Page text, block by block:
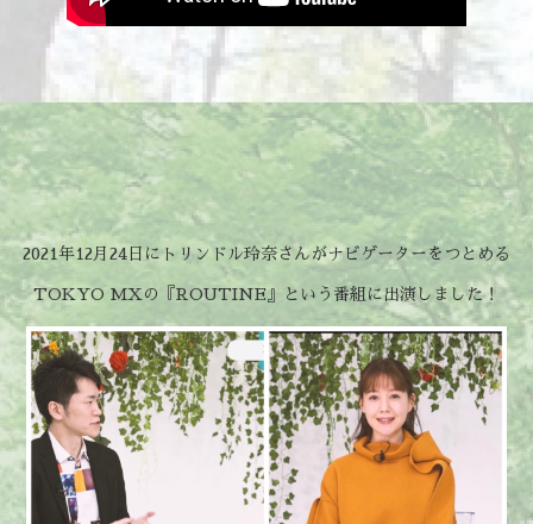
2021年12月24日にトリンドル玲奈さんがナビゲーターをつとめる
TOKYO MXの『ROUTINE』という番組に出演しました！